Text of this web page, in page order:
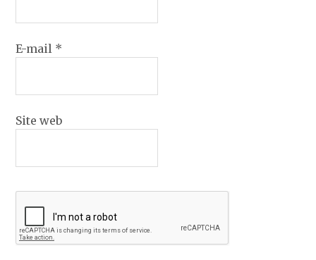
E-mail *
Site web